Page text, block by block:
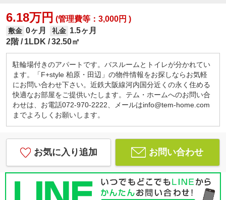
6.18万円 (管理費等：3,000円 )
敷金 0ヶ月 礼金 1.5ヶ月
2階
1LDK 32.50㎡
駐輪場付きのアパートです。バスルームとトイレが分かれてい
ます。「F+style 柏原・田辺」の物件情報をお探しならお気軽
にお問い合わせ下さい。近鉄大阪線河内国分近くの永く住める
快適なお部屋をご提供いたします。テム・ホームへのお問い合
わせは、お電話072-970-2222、メールはinfo@tem-home.com
までよろしくお願いします。
お気に入り追加 お問い合わせ